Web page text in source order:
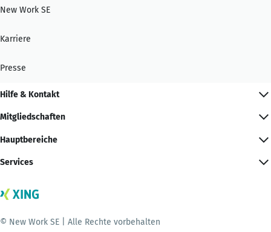
New Work SE
Karriere
Presse
Hilfe & Kontakt
Mitgliedschaften
Hauptbereiche
Services
© New Work SE | Alle Rechte vorbehalten